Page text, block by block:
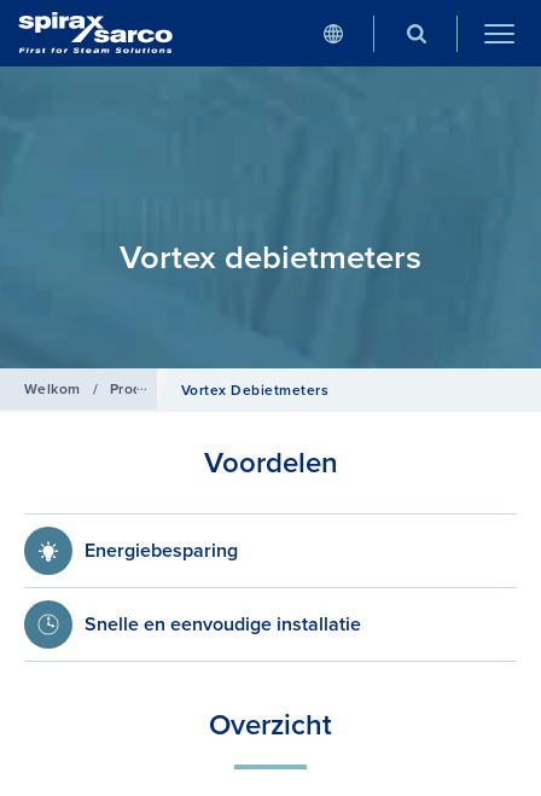
Vortex debietmeters
Welkom / Producten / Debietmeting
Vortex Debietmeters
Voordelen
Energiebesparing
Snelle en eenvoudige installatie
Overzicht